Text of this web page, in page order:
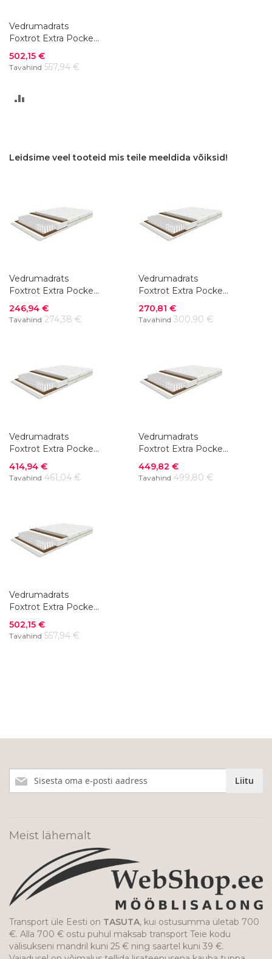
Vedrumadrats
Foxtrot Extra Pocket
180 x 200 cm
Soodushind
502,15 €
Tavahind 557,94 €
Leidsime veel tooteid mis teile meeldida võiksid!
Vedrumadrats
Foxtrot Extra Pocket
80 x 200 cm
Soodushind
246,94 €
Tavahind 274,38 €
Vedrumadrats
Foxtrot Extra Pocket
90 x 200 cm
Soodushind
270,81 €
Tavahind 300,90 €
Vedrumadrats
Foxtrot Extra Pocket
140 x 200 cm
Soodushind
414,94 €
Tavahind 461,04 €
Vedrumadrats
Foxtrot Extra Pocket
160 x 200 cm
Soodushind
449,82 €
Tavahind 499,80 €
Vedrumadrats
Foxtrot Extra Pocket
180 x 200 cm
Soodushind
502,15 €
Tavahind 557,94 €
meie
Liitu
Meist lähemalt
Transport üle Eesti on TASUTA, kui ostusumma ületab 700
€. Alla 700 € ostu puhul maksab transport Teie kodu
välisukseni mandril kuni 25 € ning saartel kuni 39 €.